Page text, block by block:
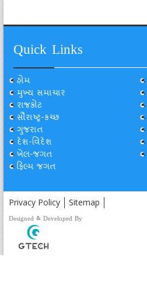
Quick Links
હોમ
મુખ્ય સમાચાર
રાજકોટ
સૌરાષ્ટ્ર-કચ્છ
ગુજરાત
દેશ-વિદેશ
ખેલ-જગત
ફિલ્મ જગત
Privacy Policy Sitemap
Designed & Developed By